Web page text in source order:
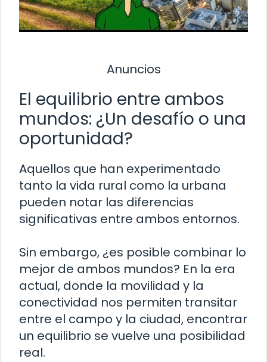
Anuncios
El equilibrio entre ambos
mundos: ¿Un desafío o una
oportunidad?
Aquellos que han experimentado
tanto la vida rural como la urbana
pueden notar las diferencias
significativas entre ambos entornos.
Sin embargo, ¿es posible combinar lo
mejor de ambos mundos? En la era
actual, donde la movilidad y la
conectividad nos permiten transitar
entre el campo y la ciudad, encontrar
un equilibrio se vuelve una posibilidad
real.